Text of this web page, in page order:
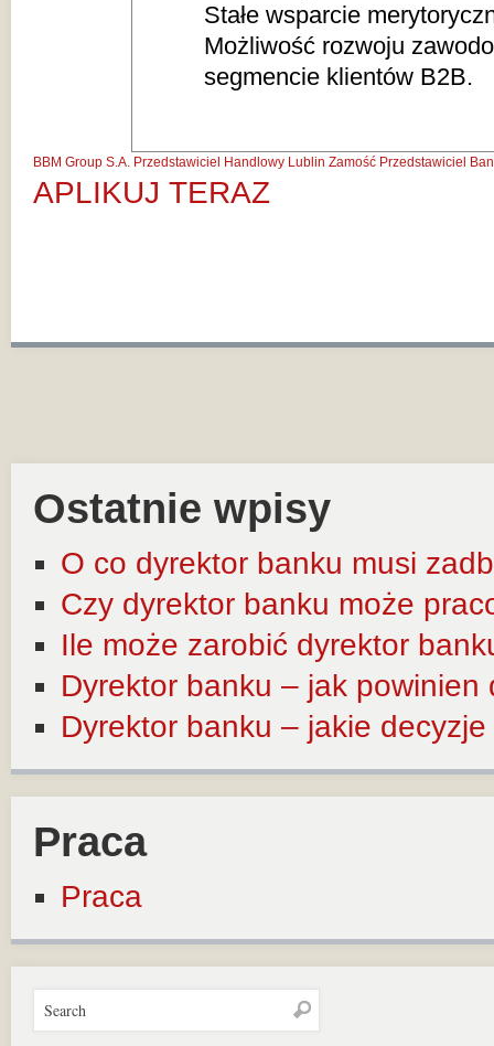
Stałe wsparcie
Możliwość rozwoju
segmencie klientów B2B.
BBM Group S.A. Przedstawiciel Handlowy Lublin Zamość Przedstawiciel
APLIKUJ TERAZ
Ostatnie wpisy
O co dyrektor banku musi
Czy dyrektor banku może
Ile może zarobić dyrektor
Dyrektor banku – jak
Dyrektor banku – jakie
Praca
Praca